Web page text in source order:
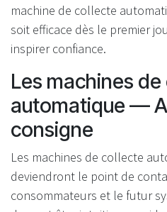
machine de collecte
soit efficace dès le premier
inspirer confiance.
Les machines
automatique —
consigne
Les machines de collecte
deviendront le point de
consommateurs et le futur